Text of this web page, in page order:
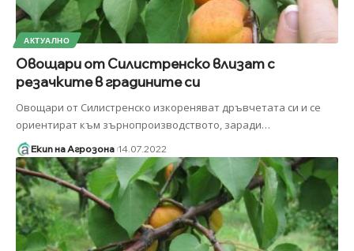
АКТУАЛНО
Овощари от Силистренско влизат с
резачките в градините си
Овощари от Силистренско изкореняват дръвчетата си и се
ориентират към зърнопроизводството, заради…
Екип на Агрозона 14.07.2022